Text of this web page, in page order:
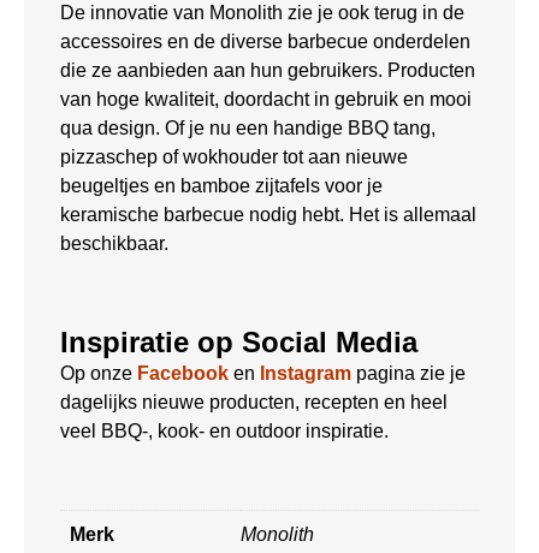
De innovatie van Monolith zie je ook terug in de
accessoires en de diverse barbecue onderdelen
die ze aanbieden aan hun gebruikers. Producten
van hoge kwaliteit, doordacht in gebruik en mooi
qua design. Of je nu een handige BBQ tang,
pizzaschep of wokhouder tot aan nieuwe
beugeltjes en bamboe zijtafels voor je
keramische barbecue nodig hebt. Het is allemaal
beschikbaar.
Inspiratie op Social Media
Op onze Facebook en Instagram pagina zie je
dagelijks nieuwe producten, recepten en heel
veel BBQ-, kook- en outdoor inspiratie.
Merk Monolith